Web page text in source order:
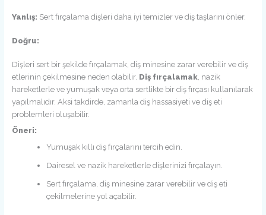
Yanlış: Sert fırçalama dişleri daha iyi temizler ve diş taşlarını önler.
Doğru:
Dişleri sert bir şekilde fırçalamak, diş minesine zarar verebilir ve diş
etlerinin çekilmesine neden olabilir. Diş fırçalamak , nazik
hareketlerle ve yumuşak veya orta sertlikte bir diş fırçası kullanılarak
yapılmalıdır. Aksi takdirde, zamanla diş hassasiyeti ve diş eti
problemleri oluşabilir.
Öneri:
Yumuşak kıllı diş fırçalarını tercih edin.
Dairesel ve nazik hareketlerle dişlerinizi fırçalayın.
Sert fırçalama, diş minesine zarar verebilir ve diş eti
çekilmelerine yol açabilir.